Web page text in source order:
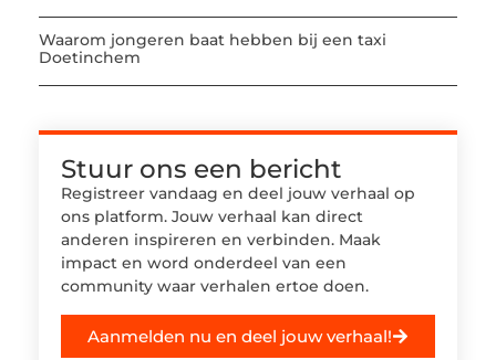
Waarom jongeren baat hebben bij een taxi
Doetinchem
Stuur ons een bericht
Registreer vandaag en deel jouw verhaal op
ons platform. Jouw verhaal kan direct
anderen inspireren en verbinden. Maak
impact en word onderdeel van een
community waar verhalen ertoe doen.
Aanmelden nu en deel jouw verhaal!